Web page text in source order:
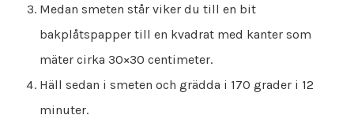
Medan smeten står viker du till en bit
bakplåtspapper till en kvadrat med kanter som
mäter cirka 30×30 centimeter.
Häll sedan i smeten och grädda i 170 grader i 12
minuter.